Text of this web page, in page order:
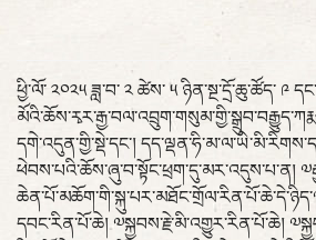
ཕྱི་ལོ་ ༢༠༢༥ ཟླ་བ་ ༢ ཚེས་ ༥ ཉིན་སྔ་དྲོ་ཆུ་ཚོད་ ༩
དགེ་འདུན་གྱི་སྡེ་དང་།
ཕེབས་པའི་ཆོས་ཞུ་བ་སྟོང་ཕྲག་དུ་མར་འདུས་པ་ན།
དབང་རིན་པོ་ཆེ། ༧སྐྱབས་རྗེ་མི་འགྱུར་རིན་པོ་ཆེ།